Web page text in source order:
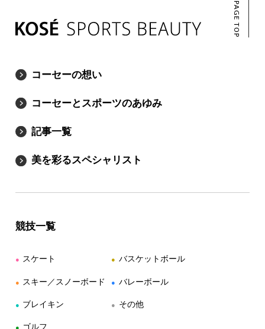
PAGE TOP
コーセーの想い
コーセーとスポーツのあゆみ
記事一覧
美を彩るスペシャリスト
競技一覧
● スケート
● スキー／スノーボード
● ブレイキン
● ゴルフ
● バスケットボール
● バレーボール
● その他